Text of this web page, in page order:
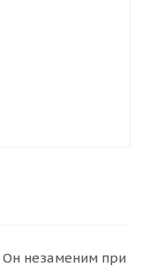
Он незаменим при